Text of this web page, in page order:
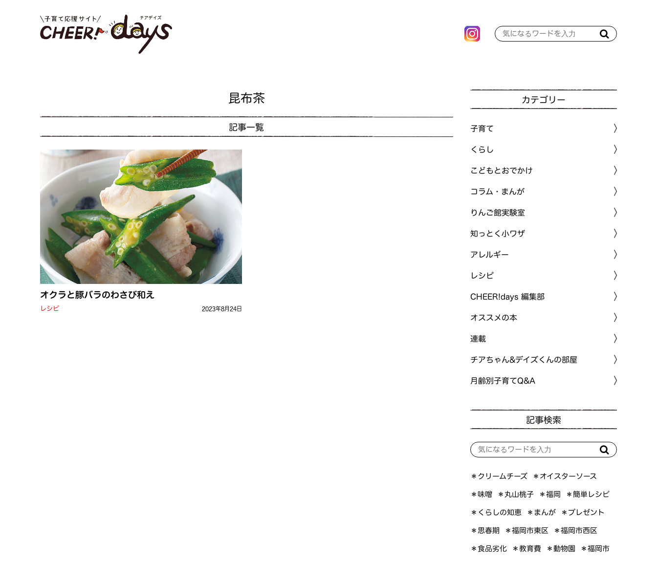
昆布茶
記事一覧
オクラと豚バラのわさび和え
レシピ 2023年8月24日
カテゴリー
子育て
くらし
こどもとおでかけ
コラム・まんが
りんご館実験室
知っとく小ワザ
アレルギー
レシピ
CHEER!days 編集部
オススメの本
連載
チアちゃん&デイズくんの部屋
月齢別子育てQ&A
記事検索
＊クリームチーズ ＊オイスターソース
＊味噌 ＊丸山桃子 ＊福岡 ＊簡単レシピ
＊くらしの知恵 ＊まんが ＊プレゼント
＊思春期 ＊福岡市東区 ＊福岡市西区
＊食品劣化 ＊教育費 ＊動物園 ＊福岡市